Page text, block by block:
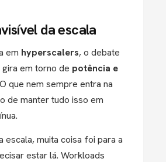
da escala
em hyperscalers, o debate
em torno de potência e
que nem sempre entra na
de manter tudo isso em
escala, muita coisa foi para a
estar lá. Workloads